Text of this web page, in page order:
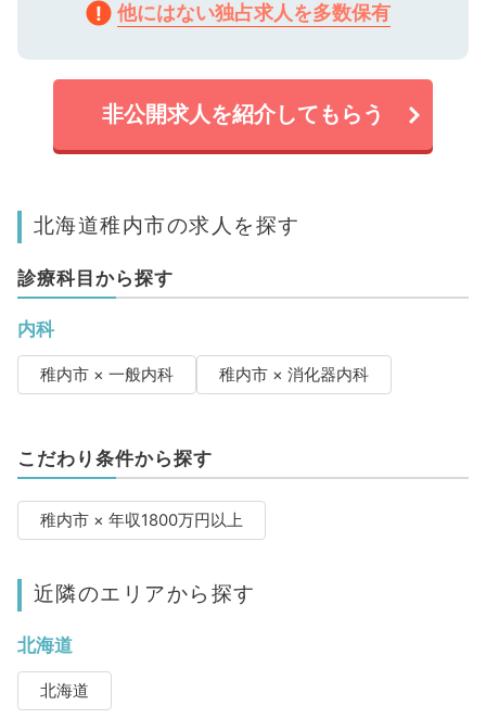
他にはない独占求人を多数保有
非公開求人を紹介してもらう
北海道稚内市の求人を探す
診療科目から探す
内科
稚内市 × 一般内科 稚内市 × 消化器内科
こだわり条件から探す
稚内市 × 年収1800万円以上
近隣のエリアから探す
北海道
北海道